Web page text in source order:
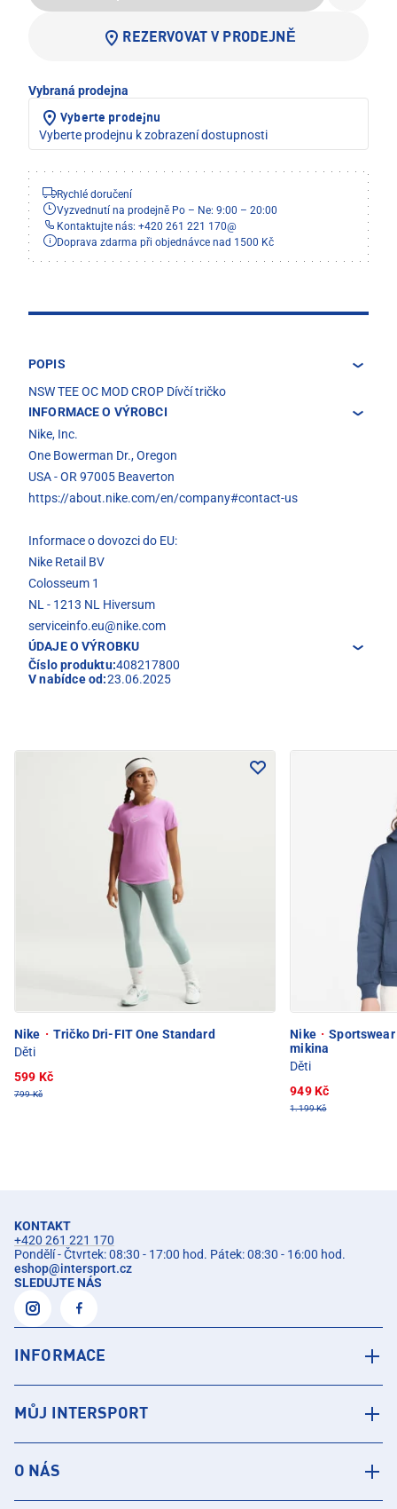
REZERVOVAT V PRODEJNĚ
Vybraná prodejna
Vyberte prodejnu
Vyberte prodejnu k zobrazení dostupnosti
Rychlé doručení
Vyzvednutí na prodejně Po – Ne: 9:00 – 20:00
Kontaktujte nás: +420 261 221 170@
Doprava zdarma při objednávce nad 1500 Kč
POPIS
NSW TEE OC MOD CROP Dívčí tričko
INFORMACE O VÝROBCI
Nike, Inc.
One Bowerman Dr., Oregon
USA - OR 97005 Beaverton
https://about.nike.com/en/company#contact-us
Informace o dovozci do EU:
Nike Retail BV
Colosseum 1
NL - 1213 NL Hiversum
serviceinfo.eu@nike.com
ÚDAJE O VÝROBKU
Číslo produktu:408217800
V nabídce od:23.06.2025
Nike · Tričko Dri-FIT One Standard
Děti
599 Kč
799 Kč
Nike ·
mikina
Děti
949 Kč
1.199 Kč
KONTAKT
+420 261 221 170
Pondělí - Čtvrtek: 08:30 - 17:00 hod. Pátek: 08:30 - 16:00 hod.
eshop@intersport.cz
SLEDUJTE NÁS
INFORMACE
MŮJ INTERSPORT
O NÁS